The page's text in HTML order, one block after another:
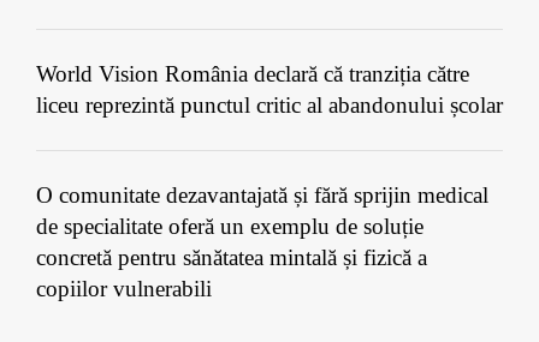
World Vision România declară că tranziția către
liceu reprezintă punctul critic al abandonului școlar
O comunitate dezavantajată și fără sprijin medical
de specialitate oferă un exemplu de soluție
concretă pentru sănătatea mintală și fizică a
copiilor vulnerabili